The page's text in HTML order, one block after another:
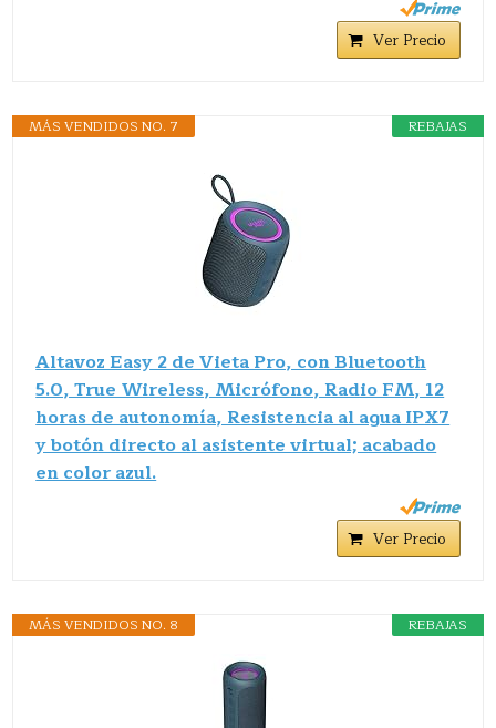
Ver Precio
REBAJAS
MÁS VENDIDOS NO. 7
Altavoz Easy 2 de Vieta Pro, con Bluetooth
5.0, True Wireless, Micrófono, Radio FM, 12
horas de autonomía, Resistencia al agua IPX7
y botón directo al asistente virtual; acabado
en color azul.
Ver Precio
REBAJAS
MÁS VENDIDOS NO. 8